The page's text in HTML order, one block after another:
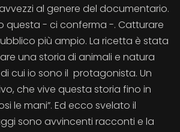
al genere del documentario.
questa - ci conferma -. Catturare
più ampio. La ricetta è stata
una storia di animali e natura
cui io sono il protagonista. Un
che vive questa storia fino in
le mani”. Ed ecco svelato il
sono avvincenti racconti e la